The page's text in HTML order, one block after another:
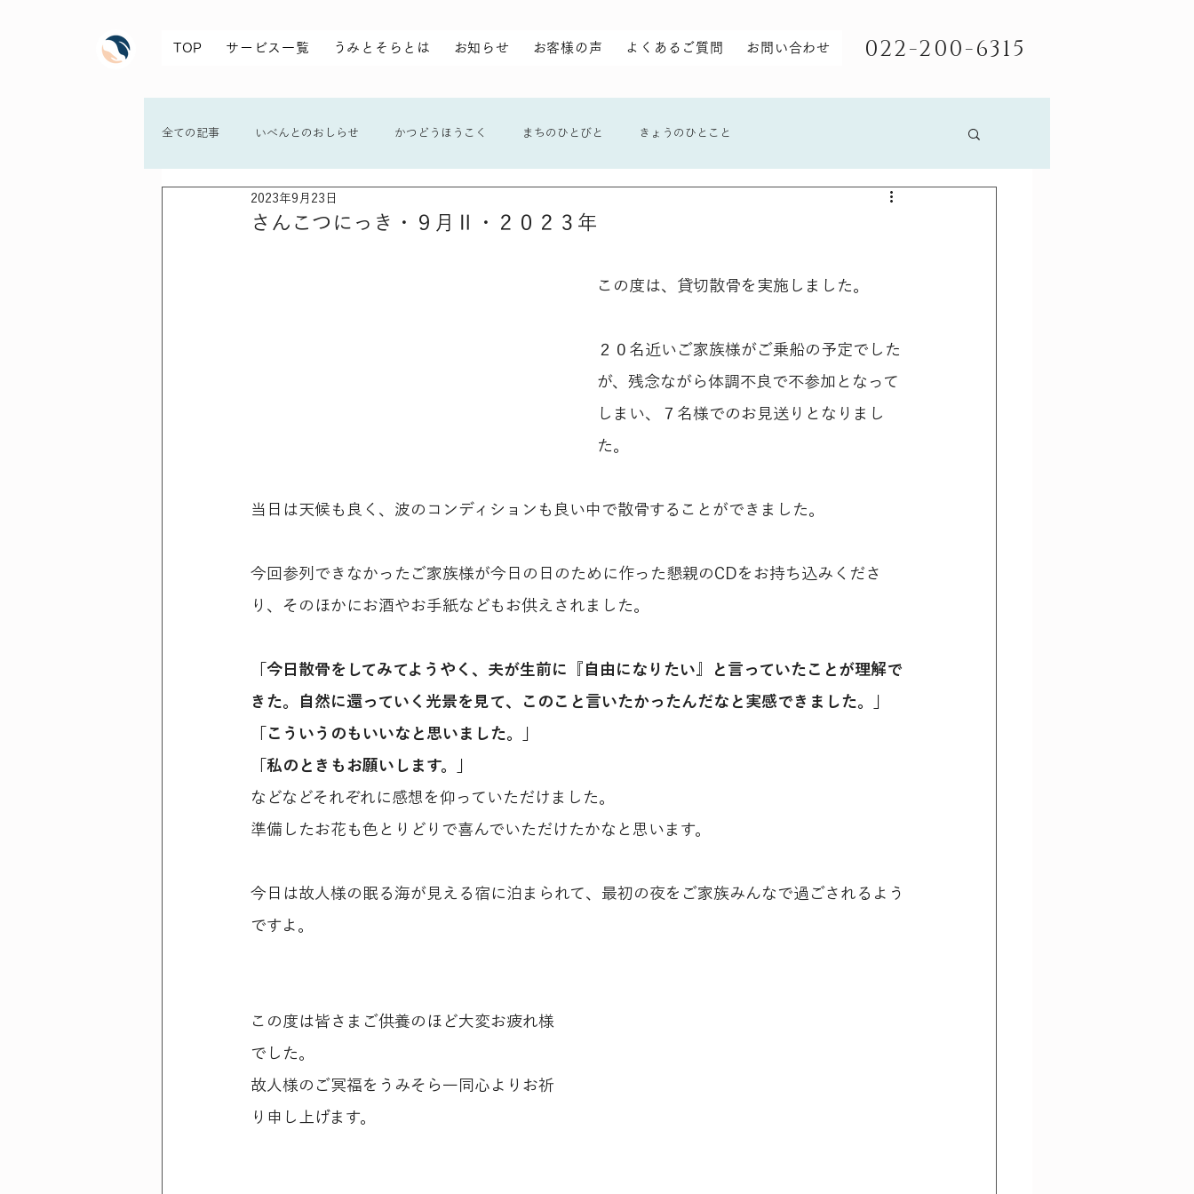
TOP サービス一覧 うみとそらとは お知らせ お客様の声 よくあるご質問 お問い合わせ 022-200-6315
全ての記事 いべんとのおしらせ かつどうほうこく まちのひとびと きょうのひとこと
さんこつにっき・９月Ⅱ・２０２３年
2023年9月23日
この度は、貸切散骨を実施しました。
２０名近いご家族様がご乗船の予定でした
が、残念ながら体調不良で不参加となって
しまい、７名様でのお見送りとなりまし
た。
当日は天候も良く、波のコンディションも良い中で散骨することができました。
今回参列できなかったご家族様が今日の日のために作った懇親のCDをお持ち込みくださ
り、そのほかにお酒やお手紙などもお供えされました。
「今日散骨をしてみてようやく、夫が生前に『自由になりたい』と言っていたことが理解で
きた。自然に還っていく光景を見て、このこと言いたかったんだなと実感できました。」
「こういうのもいいなと思いました。」
「私のときもお願いします。」
などなどそれぞれに感想を仰っていただけました。
準備したお花も色とりどりで喜んでいただけたかなと思います。
今日は故人様の眠る海が見える宿に泊まられて、最初の夜をご家族みんなで過ごされるよう
ですよ。
この度は皆さまご供養のほど大変お疲れ様
でした。
故人様のご冥福をうみそら一同心よりお祈
り申し上げます。